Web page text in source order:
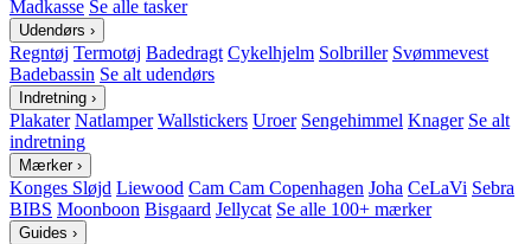
Madkasse Se alle tasker
Udendørs ›
Regntøj Termotøj Badedragt Cykelhjelm Solbriller Svømmevest
Badebassin Se alt udendørs
Indretning ›
Plakater Natlamper Wallstickers Uroer Sengehimmel Knager Se alt
indretning
Mærker ›
Konges Sløjd Liewood Cam Cam Copenhagen Joha CeLaVi Sebra
BIBS Moonboon Bisgaard Jellycat Se alle 100+ mærker
Guides ›